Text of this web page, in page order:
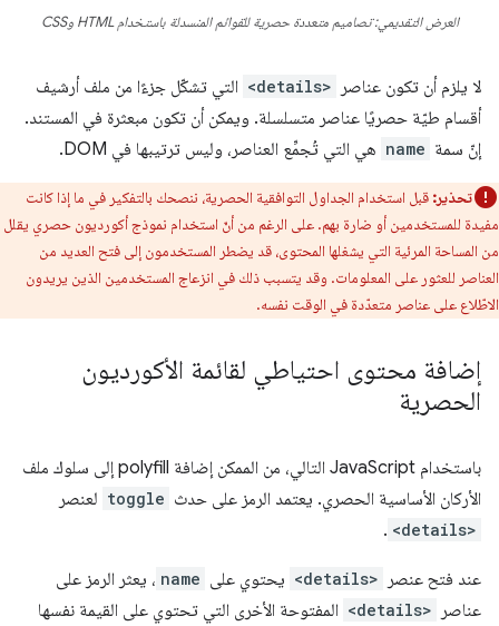
العرض التقديمي: تصاميم متعددة حصرية للقوائم المنسدلة باستخدام HTML وCSS
لا يلزم أن تكون عناصر <details> التي تشكّل جزءًا من ملف أرشيف
أقسام طيّة حصريًا عناصر متسلسلة. ويمكن أن تكون مبعثرة في المستند.
إنّ سمة name هي التي تُجمِّع العناصر، وليس ترتيبها في DOM.
تحذير: قبل استخدام الجداول التوافقية الحصرية، ننصحك بالتفكير في ما إذا كانت
مفيدة للمستخدمين أو ضارة بهم. على الرغم من أنّ استخدام نموذج أكورديون حصري يقلل
من المساحة المرئية التي يشغلها المحتوى، قد يضطر المستخدمون إلى فتح العديد من
العناصر للعثور على المعلومات. وقد يتسبب ذلك في انزعاج المستخدمين الذين يريدون
الاطّلاع على عناصر متعدّدة في الوقت نفسه.
إضافة محتوى احتياطي لقائمة الأكورديون
الحصرية
باستخدام JavaScript التالي، من الممكن إضافة polyfill إلى سلوك ملف
الأركان الأساسية الحصري. يعتمد الرمز على حدث toggle لعنصر
<details>
.
عند فتح عنصر <details> يحتوي على name ، يعثر الرمز على
عناصر
<details> المفتوحة الأخرى التي تحتوي على القيمة نفسها